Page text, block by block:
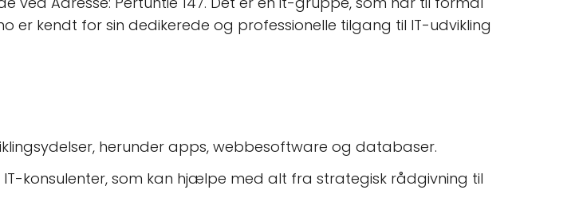
er kendt for sin dedikerede og professionelle tilgang til IT-udvikling
herunder apps, webbesoftware og databaser.
konsulenter, som kan hjælpe med alt fra strategisk rådgivning til